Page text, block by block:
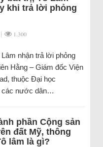
khi trả lời phỏng
| 1.300
nhận trả lời phỏng
Hằng – Giám đốc Viện
thuộc Đại học
các nước dân…
phần Cộng sản
đất Mỹ, thông
lâm là gì?